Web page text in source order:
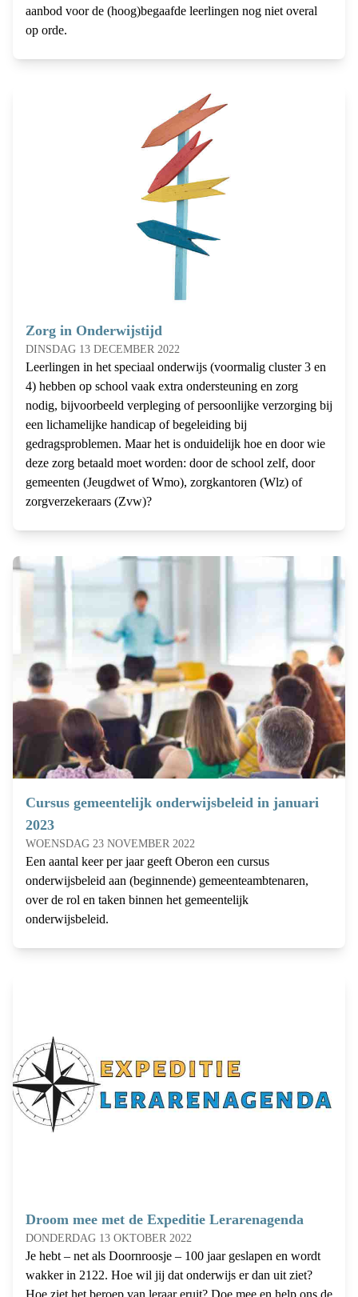
aanbod voor de (hoog)begaafde leerlingen nog niet overal
op orde.
Zorg in Onderwijstijd
DINSDAG 13 DECEMBER 2022
Leerlingen in het speciaal onderwijs (voormalig cluster 3 en
4) hebben op school vaak extra ondersteuning en zorg
nodig, bijvoorbeeld verpleging of persoonlijke verzorging bij
een lichamelijke handicap of begeleiding bij
gedragsproblemen. Maar het is onduidelijk hoe en door wie
deze zorg betaald moet worden: door de school zelf, door
gemeenten (Jeugdwet of Wmo), zorgkantoren (Wlz) of
zorgverzekeraars (Zvw)?
Cursus gemeentelijk onderwijsbeleid in januari
2023
WOENSDAG 23 NOVEMBER 2022
Een aantal keer per jaar geeft Oberon een cursus
onderwijsbeleid aan (beginnende) gemeenteambtenaren,
over de rol en taken binnen het gemeentelijk
onderwijsbeleid.
Droom mee met de Expeditie Lerarenagenda
DONDERDAG 13 OKTOBER 2022
Je hebt – net als Doornroosje – 100 jaar geslapen en wordt
wakker in 2122. Hoe wil jij dat onderwijs er dan uit ziet?
Hoe ziet het beroep van leraar eruit? Doe mee en help ons de